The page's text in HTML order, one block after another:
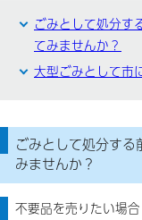
ごみとして処分す
てみませんか？
大型ごみとして市
ごみとして処分す
みませんか？
不要品を売りたい場合